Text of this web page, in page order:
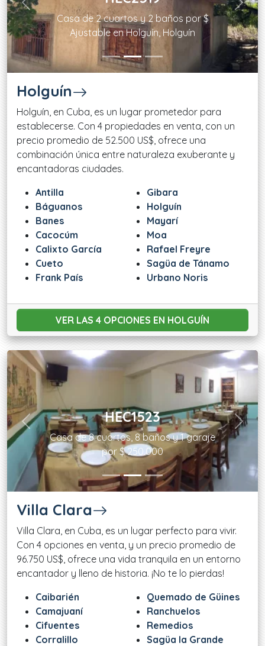
Casa de 2 cuartos y 2 baños por $
Ajustable en Holguín, Holguín
Previous Next
Holguín
Holguín, en Cuba, es un lugar prometedor para
establecerse. Con 4 propiedades en venta, con un
precio promedio de 52.500 US$, ofrece una
combinación única entre naturaleza exuberante y
encantadoras ciudades.
Antilla
Báguanos
Banes
Cacocúm
Calixto García
Cueto
Frank País
Gibara
Holguín
Mayarí
Moa
Rafael Freyre
Sagüa de Tánamo
Urbano Noris
VER LAS 4 OPCIONES EN HOLGUÍN
HEC1523
Casa de 8 cuartos, 8 baños y 1 garaje
por $ 250.000
Previous Next
Villa Clara
Villa Clara, en Cuba, es un lugar perfecto para vivir.
Con 4 opciones en venta, y un precio promedio de
96.750 US$, ofrece una vida tranquila en un entorno
encantador y lleno de historia. ¡No te lo pierdas!
Caibarién
Camajuaní
Cifuentes
Corralillo
Quemado de Güines
Ranchuelos
Remedios
Sagüa la Grande